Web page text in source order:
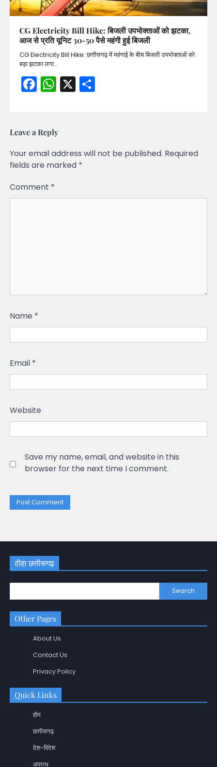
CG Electricity Bill Hike: बिजली उपभोक्ताओं को झटका,
आज से प्रति यूनिट 30-50 पैसे महंगी हुई बिजली
CG Electricity Bill Hike: छत्तीसगढ़ में महंगाई के बीच बिजली उपभोक्ताओं को
बड़ा झटका लगा…
Facebook
WhatsApp
X
Leave a Reply
Your email address will not be published. Required
fields are marked *
Comment *
Name *
Email *
Website
Save my name, email, and website in this
browser for the next time I comment.
ठीहा छत्तीसगढ़
Search
Other Pages
About Us
Contact Us
Privacy Policy
Quick Links
होम
छत्तीसगढ़
देश-विदेश
अपराध